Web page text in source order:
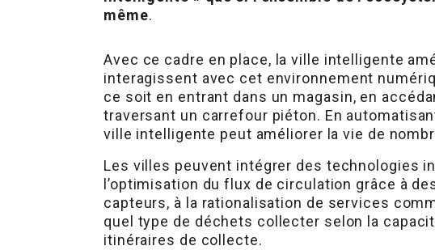
même.
Avec ce cadre en place, la ville intelligente
interagissent avec cet environnement
ce soit en entrant dans un magasin, en
traversant un carrefour piéton. En
ville intelligente peut améliorer la vie de
Les villes peuvent intégrer des technologies
l’optimisation du flux de circulation grâce à
capteurs, à la rationalisation de services
quel type de déchets collecter selon la
itinéraires de collecte.